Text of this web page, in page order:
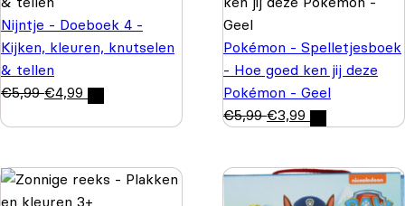
Nijntje - Doeboek 4 -
Kijken, kleuren, knutselen
& tellen
€5,99 €4,99
Pokémon - Spelletjesboek
- Hoe goed ken jij deze
Pokémon - Geel
€5,99 €3,99